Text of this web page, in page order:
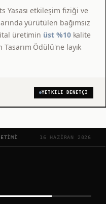
Yasası etkileşim fiziği ve
yürütülen bağımsız
üretimin üst %10kalite
Ödülü'ne layık
YETKILI DENETÇI
16 HAZIRAN 2026